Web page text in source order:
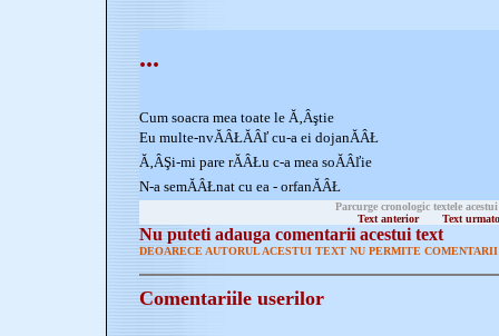
...
Cum soacra mea toate le Ă‚Âştie
Eu multe-nvĂÂŁĂÂľ cu-a ei dojanĂÂŁ
Ă‚ÂŞi-mi pare rĂÂŁu c-a mea soĂÂľie
N-a semĂÂŁnat cu ea - orfanĂÂŁ
Parcurge cronologic textele
Text anterior
Text
Nu puteti adauga comentarii acestui text
DEOARECE AUTORUL ACESTUI TEXT NU PERMITE
Comentariile userilor